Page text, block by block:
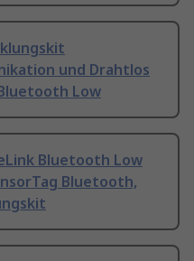
und Drahtlos
Low
Bluetooth Low
Bluetooth,